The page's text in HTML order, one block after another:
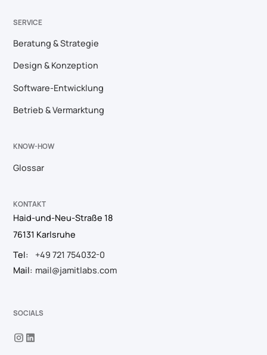
SERVICE
Beratung & Strategie
Design & Konzeption
Software-Entwicklung
Betrieb & Vermarktung
KNOW-HOW
Glossar
KONTAKT
Haid-und-Neu-Straße 18
76131 Karlsruhe
Tel:
+49 721 754032-0
Mail: mail@jamitlabs.com
SOCIALS